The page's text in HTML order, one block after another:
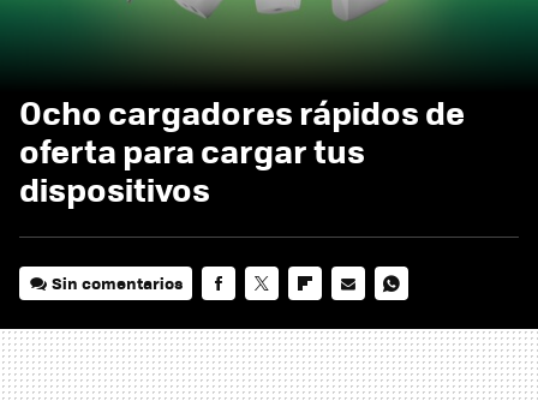
Ocho cargadores rápidos de
oferta para cargar tus
dispositivos
Sin comentarios
MAIL